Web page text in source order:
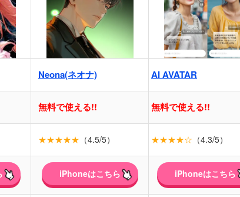
Neona(ネオナ) AI AVATAR
無料で使える!! 無料で使える!!
★★★★★ （4.5/5） ★★★★☆ （4.3/5）
iPhoneはこちら iPhoneはこちら